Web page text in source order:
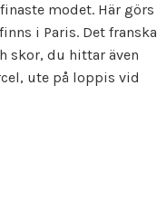
modet. Här görs
i Paris. Det franska
skor, du hittar även
ute på loppis vid